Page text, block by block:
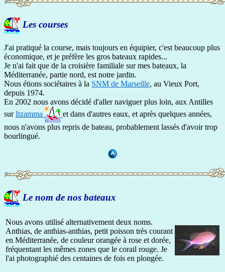
Les courses
J'ai pratiqué la course, mais toujours en équipier, c'est beaucoup plus
économique, et je préfère les gros bateaux rapides...
Je n'ai fait que de la croisière familiale sur mes bateaux, la
Méditerranée, partie nord, est notre jardin.
Nous étions sociétaires à la SNM de Marseille, au Vieux Port,
depuis 1974.
En 2002 nous avons décidé d'aller naviguer plus loin, aux Antilles
surItzamma
et dans d'autres eaux, et après quelques années,
nous n'avons plus repris de bateau, probablement lassés d'avoir trop
bourlingué.
Le nom de nos bateaux
Nous avons utilisé alternativement deux noms.
Anthias, de anthias-anthias, petit poisson très courant
en Méditerranée, de couleur orangée à rose et dorée,
fréquentant les mêmes zones que le corail rouge. Je
l'ai photographié des centaines de fois en plongée.